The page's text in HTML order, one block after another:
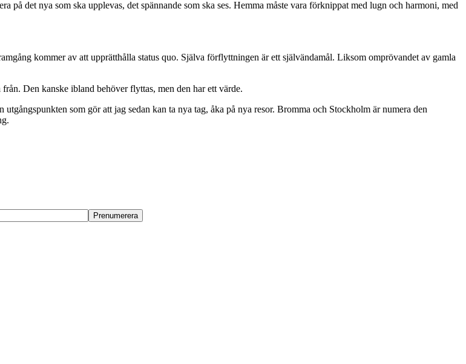
på det nya som ska upplevas, det spännande som ska ses. Hemma måste vara förknippat med lugn och harmoni, med
kommer av att upprätthålla status quo. Själva förflyttningen är ett självändamål. Liksom omprövandet av gamla
Den kanske ibland behöver flyttas, men den har ett värde.
som gör att jag sedan kan ta nya tag, åka på nya resor. Bromma och Stockholm är numera den